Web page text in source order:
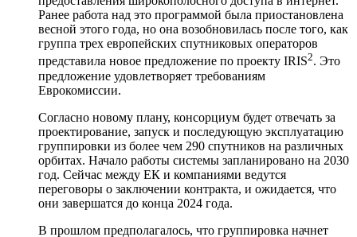
Ранее работа над это программой была приостановлена
весной этого года, но она возобновилась после того, как
группа трех европейских спутниковых операторов
представила новое предложение по проекту IRIS2. Это
предложение удовлетворяет требованиям
Еврокомиссии.
Согласно новому плану, консорциум будет отвечать за
проектирование, запуск и последующую эксплуатацию
группировки из более чем 290 спутников на различных
орбитах. Начало работы системы запланировано на 2030
год. Сейчас между ЕК и компаниями ведутся
переговоры о заключении контракта, и ожидается, что
они завершатся до конца 2024 года.
В прошлом предполагалось, что группировка начнет